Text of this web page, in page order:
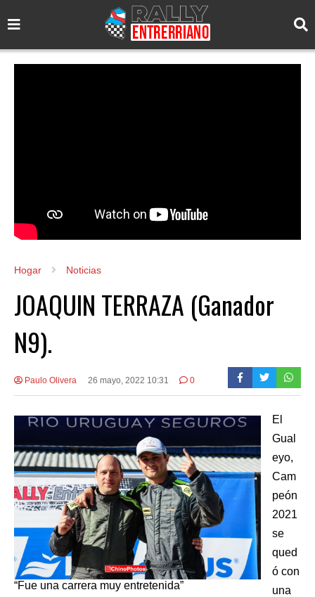
Hogar Noticias
JOAQUIN TERRAZA (Ganador
N9).
Paulo Olivera 26 mayo, 2022 10:31 0
“Fue una carrera muy entretenida”
El
Gual
eyo,
Cam
peón
2021
se
qued
ó con
una